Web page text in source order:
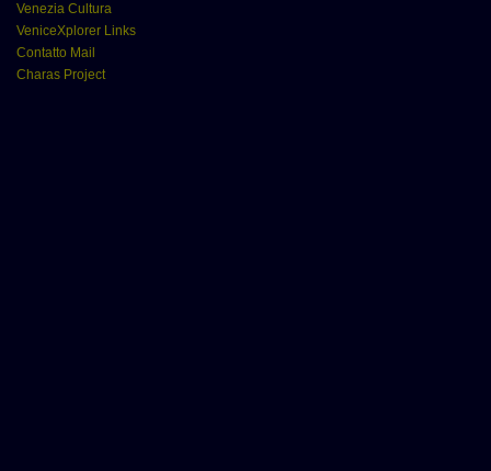
Venezia Cultura
VeniceXplorer Links
Contatto Mail
Charas Project